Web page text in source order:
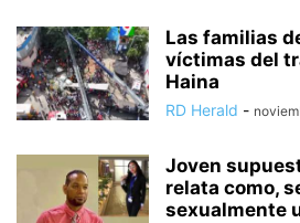
Las familias
víctimas del
Haina
RD Herald -
Joven
relata como,
sexualmente